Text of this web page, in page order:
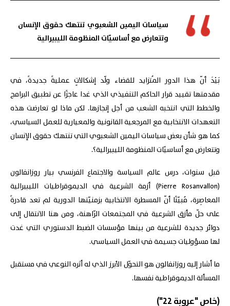
سياسات اليمين الشعبوي تنتهك حقوق الإنسان
وتتعارض مع أساسيّات المنظومة الليبيرالية
بَيْدَ أنّ هذا الدور المُتزايد للقضاء ولّد إشكالاتٍ عمليةً جديدةً، في
مقدمتها تقييد قرار الحاكم التنفيذي الذي غدا عاجزًا عن تطبيق البرامج
والخطط التي انتخبه الشعب من أجل إنجازها. لكن ماذا لو تعارضت هذه
التعهدات الانتخابية مع المرجعية القانونية والمعيارية للعمل السياسي،
كما هو شأن بعض سياسات اليمين الشعبوي التي تنتهك حقوق الإنسان
وتتعارض مع أساسيّات المنظومة الليبيرالية؟.
قبل سنوات، درس عالم السياسة والاجتماع الفرنسي بيار روزانفالون
(Pierre Rosanvallon) أزمة الشرعية في الديموقراطيات الليبيرالية
المعاصِرة، مُبيّنًا أنّ المسطرة الانتخابية بزمنيّتها الدورية لم تعد قادرةً
على حلّ مأزق الشرعية في المجتمعات الرّاهنة، ومن هنا الانتقال إلى
دوائر جديدة للشرعية من بينها مؤسسات الضبط الدستوري التي غدت
لها مسؤوليات جسيمة في العمل السياسي.
ما أشار إليه روزانفالون هو التحوّل الأبرز الذي له أثره النوعي في مستقبل
المسألة الديموقراطية نفسها.
(خاص "عروبة 22")